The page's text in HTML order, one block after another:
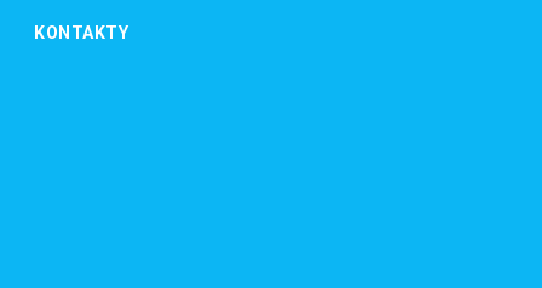
KONTAKTY